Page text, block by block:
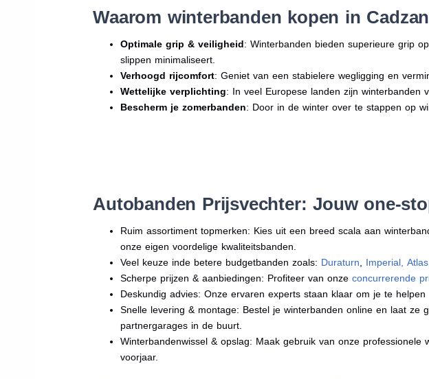
Waarom winterbanden kopen in
Optimale grip & veiligheid: Winterbanden bieden superieure grip
slippen minimaliseert.
Verhoogd rijcomfort: Geniet van een stabielere wegligging en
Wettelijke verplichting: In veel Europese landen zijn winterbanden
Bescherm je zomerbanden: Door in de winter over te stappen op
Autobanden Prijsvechter: Jouw one-
Ruim assortiment topmerken: Kies uit een breed scala aan
onze eigen voordelige kwaliteitsbanden.
Veel keuze inde betere budgetbanden zoals: Duraturn Imperial Atlas
Scherpe prijzen & aanbiedingen: Profiteer van onzeconcurrerende
Deskundig advies: Onze ervaren experts staan klaar om je te
Snelle levering & montage: Bestel je winterbanden online en laat
partnergarages in de buurt.
Winterbandenwissel & opslag: Maak gebruik van onze
voorjaar.